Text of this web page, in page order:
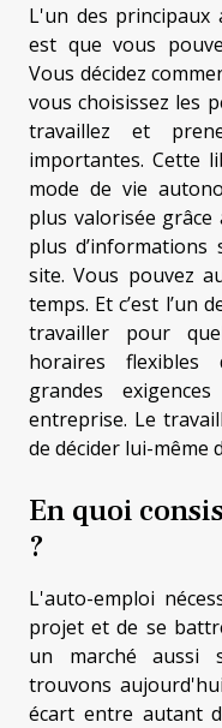
L'un des principaux
est que vous
Vous décidez
vous choisissez les
travaillez et
importantes. Cette
mode de vie
plus valorisée grâce
plus
site. Vous pouvez
temps. Et c’est l’un
travailler pour
horaires flexibles
grandes
entreprise. Le
de décider lui-même
En quoi
?
L'auto-emploi
projet et de se
un marché aussi
trouvons
écart entre autant